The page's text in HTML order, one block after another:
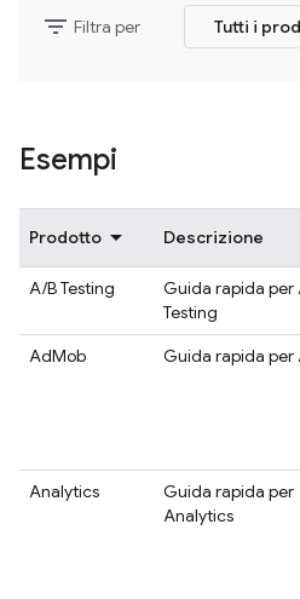
filter_list Filtra per Tutti i
Esempi
Prodotto Descrizione
A/B Testing Guida rapida per
Testing
AdMob Guida rapida per
Analytics
Guida rapida per
Analytics